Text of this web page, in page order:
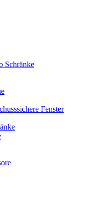
Schränke
Fenster